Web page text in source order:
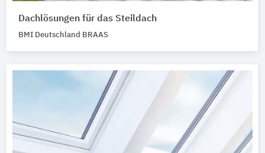
Dachlösungen für das Steildach
BMI Deutschland BRAAS